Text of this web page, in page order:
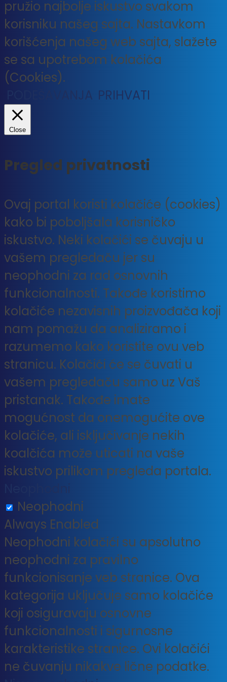
pružio najbolje iskustvo svakom
korisniku našeg sajta. Nastavkom
korišćenja našeg web sajta, slažete
se sa upotrebom kolačića
(Cookies).
PODEŠAVANJA PRIHVATI
Close
Pregled privatnosti
Ovaj portal koristi kolačiće (cookies)
kako bi poboljšala korisničko
iskustvo. Neki kolačići se čuvaju u
vašem pregledaču jer su
neophodni za rad osnovnih
funkcionalnosti. Takođe koristimo
kolačiće nezavisnih proizvođača koji
nam pomažu da analiziramo i
razumemo kako koristite ovu veb
stranicu. Kolačići će se čuvati u
vašem pregledaču samo uz Vaš
pristanak. Takođe imate
mogućnost da onemogućite ove
kolačiće, ali isključivanje nekih
koalčića može uticati na vaše
iskustvo prilikom pregleda portala.
Neophodni
Always Enabled
Neophodni kolačići su apsolutno
neophodni za pravilno
funkcionisanje veb stranice. Ova
kategorija uključuje samo kolačiće
koji osiguravaju osnovne
funkcionalnosti i sigurnosne
karakteristike stranice. Ovi kolačići
ne čuvanju nikakve lične podatke.